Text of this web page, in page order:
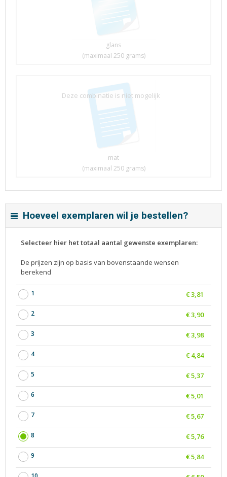
glans
(maximaal 250 grams)
mat
(maximaal 250 grams)
Deze combinatie is niet mogelijk
Hoeveel exemplaren wil je bestellen?
Selecteer hier het totaal aantal gewenste exemplaren:
De prijzen zijn op basis van bovenstaande wensen
berekend
1
2
3
4
5
6
7
8
9
€ 3,81
€ 3,90
€ 3,98
€ 4,84
€ 5,37
€ 5,01
€ 5,67
€ 5,76
€ 5,84